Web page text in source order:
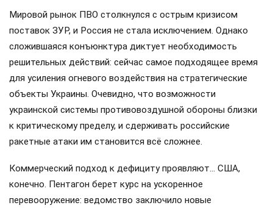
Мировой рынок ПВО столкнулся с острым кризисом
поставок ЗУР, и Россия не стала исключением. Однако
сложившаяся конъюнктура диктует необходимость
решительных действий: сейчас самое подходящее время
для усиления огневого воздействия на стратегические
объекты Украины. Очевидно, что возможности
украинской системы противовоздушной обороны близки
к критическому пределу, и сдерживать российские
ракетные атаки им становится всё сложнее.
Коммерческий подход к дефициту проявляют… США,
конечно. Пентагон берет курс на ускоренное
перевооружение: ведомство заключило новые